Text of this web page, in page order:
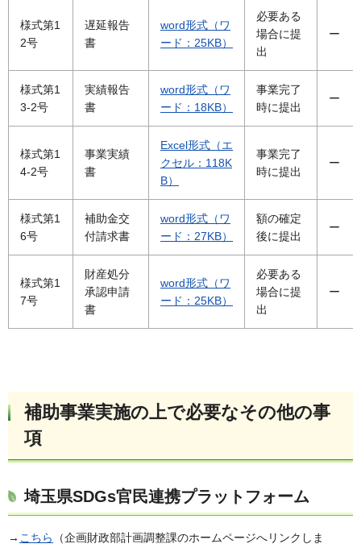
様式第1
2号
遅延報告
書
word形式（ワ
ード：25KB）
必要ある
場合に提
出
ー
様式第1
3-2号
実績報告
書
word形式（ワ
ード：18KB）
事業完了
時に提出
ー
様式第1
4-2号
事業実績
書
Excel形式（エ
クセル：118K
B）
事業完了
時に提出
ー
様式第1
6号
補助金交
付請求書
word形式（ワ
ード：27KB）
額の確定
後に提出
ー
様式第1
7号
財産処分
承認申請
書
word形式（ワ
ード：25KB）
必要ある
場合に提
出
ー
補助事業実施の上で必要なその他の事
項
埼玉県SDGs官民連携プラットフォーム
→ こちら
（企画財政部計画調整課のホームページへリンクしま